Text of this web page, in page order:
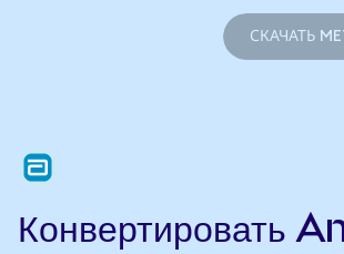
СКАЧАТЬ
Конвертировать